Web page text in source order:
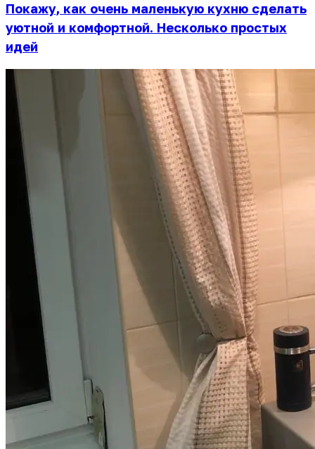
Покажу, как очень маленькую кухню сделать
уютной и комфортной. Несколько простых
идей